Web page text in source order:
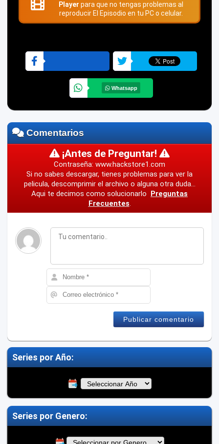
Player para que no tengas problemas al
reproducir El Episodio en tu PC o celular.
Whatsapp
Comentarios
¡Antes de Preguntar!
Contraseña: www.hackstore1.com
Si no sabes descargar, tienes problemas para ver la
pelicula, descomprimir el archivo o alguna otra duda...
Aqui te decimos como solucionarlo Preguntas
Frecuentes.
Series por Año:
Series por Genero: